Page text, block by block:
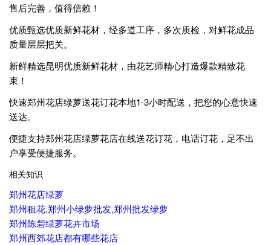
售后完善，值得信赖！
优质甄选优质新鲜花材，经多道工序，多次质检，对鲜花成品
质量层层把关。
新鲜精选昆明优质新鲜花材，由花艺师精心打造爆款精致花
束！
快速郑州花店绿萝送花订花本地1-3小时配送，把您的心意快速
送达。
便捷支持郑州花店绿萝花店在线送花订花，电话订花，足不出
户享受便捷服务。
相关知识
郑州花店绿萝
郑州租花,郑州小绿萝批发,郑州批发绿萝
郑州陈砦绿萝花卉市场
郑州西郊花店都有哪些花店